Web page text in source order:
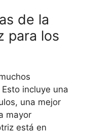
de la
para los
incluye una
una mejor
mayor
está en